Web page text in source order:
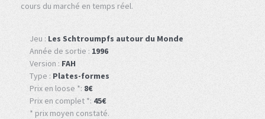
cours du marché en temps réel.
Jeu : Les Schtroumpfs autour du Monde
Année de sortie : 1996
Version : FAH
Type : Plates-formes
Prix en loose *: 8€
Prix en complet *: 45€
* prix moyen constaté.